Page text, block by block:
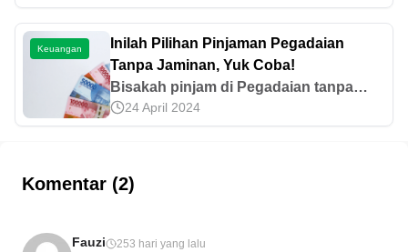
ditetapkan oleh pemerintah. Bahkan,
ada rumor kenaikan 16%. Simak
informasinya di sini!
Keuangan
Inilah Pilihan Pinjaman Pegadaian
Tanpa Jaminan, Yuk Coba!
Bisakah pinjam di Pegadaian tanpa
jaminan? Jika memang bisa, apa saja
pilihan pinjaman Pegadaian tanpa
artikel ini!
24 April 2024
Komentar (2)
Fauzi 253 hari yang lalu